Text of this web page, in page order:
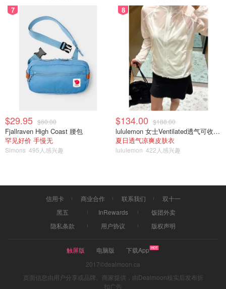
7
$29.95 $60.00
Fjallraven High Coast 腰包
罕见好价 手慢无
Simons 495人感兴趣
8
$134.00 $188.00
lululemon 女士Ventilated透气可收纳跑步夹克
夏日透气凉爽皮肤衣
lululemon 422人感兴趣
信用卡 商业合作 联系我们
双十一
黑五
InRewards
饭团外卖
隐私条款
用户协议 版权声明
触屏版 电脑版
下载App
2017©dealmoon.ca
页面信息由用户分享或品牌、商家提供，由Dealmoon核实后发布折
扣广告